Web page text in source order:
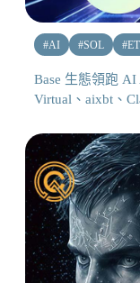
#AI #SOL #
Base 生態領跑
Virtual、aixbt、